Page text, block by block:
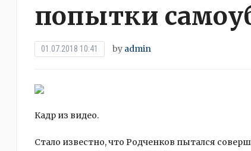
попытки
01.07.2018 10:41 by admin
Кадр из видео.
Стало известно, что Родченков пытался